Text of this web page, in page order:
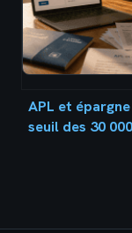
APL et
seuil des 30